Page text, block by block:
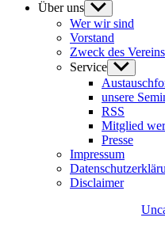
Über uns Untermenü
anzeigen
Wer wir sind
Vorstand
Zweck des Vereins
Service Untermenü
anzeigen
unsere
RSS
Mitglied
Presse
Impressum
Disclaimer